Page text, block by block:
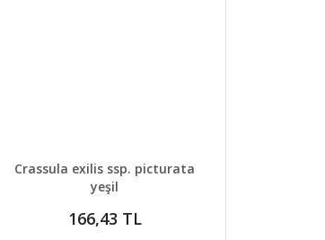
DETAYLAR GELİNCE HABER VER
Crassula exilis ssp. picturata
yeşil
166,43 TL